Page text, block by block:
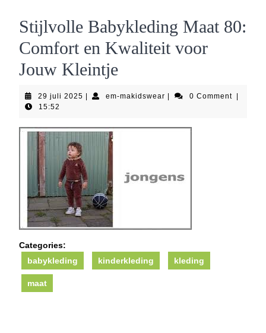
Stijlvolle Babykleding Maat 80:
Comfort en Kwaliteit voor
Jouw Kleintje
29 juli 2025 29
em-makidswear em-
0 Comment
15:52
Categories:
babykleding
kinderkleding kleding
maat